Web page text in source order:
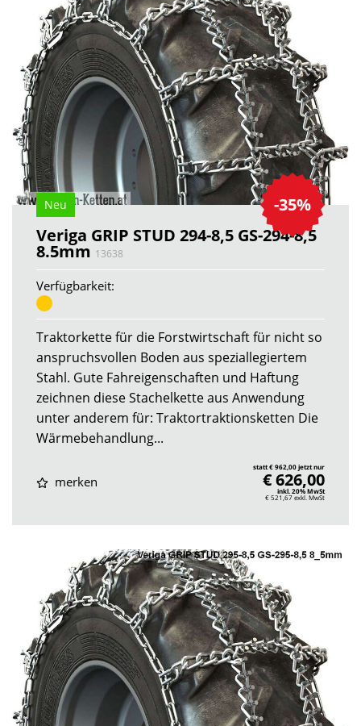
-35%
Neu
Veriga GRIP STUD 294-8,5 GS-294-8,5
8.5mm 13638
Verfügbarkeit:
Traktorkette für die Forstwirtschaft für nicht so
anspruchsvollen Boden aus speziallegiertem
Stahl. Gute Fahreigenschaften und Haftung
zeichnen diese Stachelkette aus Anwendung
unter anderem für: Traktortraktionsketten Die
Wärmebehandlung...
merken
statt € 962,00 jetzt nur
€ 626,00
inkl. 20% MwSt
€ 521,67exkl. MwSt